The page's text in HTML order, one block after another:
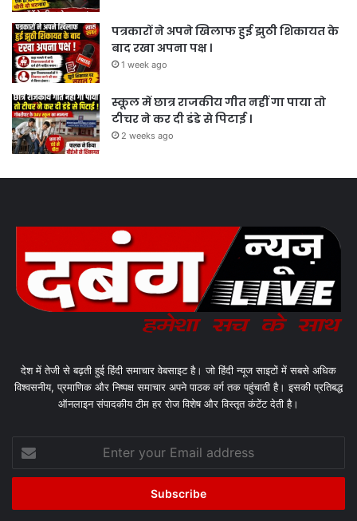
पत्रकारों ने अपने खिलाफ हुई झुठी शिकायत के
बाद रखा अपना पक्ष ।
1 week ago
स्कूल में छात्र राजकीय गीत नहीं गा पाया तो
टीचर ने कर दी डंडे से पिटाई ।
2 weeks ago
देश में तेजी से बढ़ती हुई हिंदी समाचार वेबसाइट है। जो हिंदी न्यूज साइटों में सबसे अधिक
विश्वसनीय, प्रमाणिक और निष्पक्ष समाचार अपने पाठक वर्ग तक पहुंचाती है। इसकी प्रतिबद्ध
ऑनलाइन संपादकीय टीम हर रोज विशेष और विस्तृत कंटेंट देती है।
your
Email